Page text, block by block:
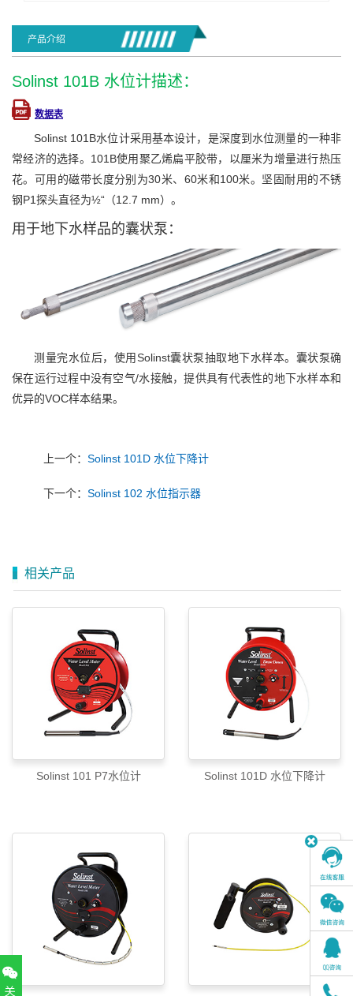
产品介绍
Solinst 101B 水位计描述：
数据表
Solinst 101B水位计采用基本设计，是深度到水位测量的一种非
常经济的选择。101B使用聚乙烯扁平胶带，以厘米为增量进行热压
花。可用的磁带长度分别为30米、60米和100米。坚固耐用的不锈
钢P1探头直径为½“（12.7 mm）。
用于地下水样品的囊状泵：
测量完水位后，使用Solinst囊状泵抽取地下水样本。囊状泵确
保在运行过程中没有空气/水接触，提供具有代表性的地下水样本和
优异的VOC样本结果。
上一个： Solinst 101D 水位下降计
下一个： Solinst 102 水位指示器
相关产品
Solinst 101 P7水位计 Solinst 101D 水位下降计